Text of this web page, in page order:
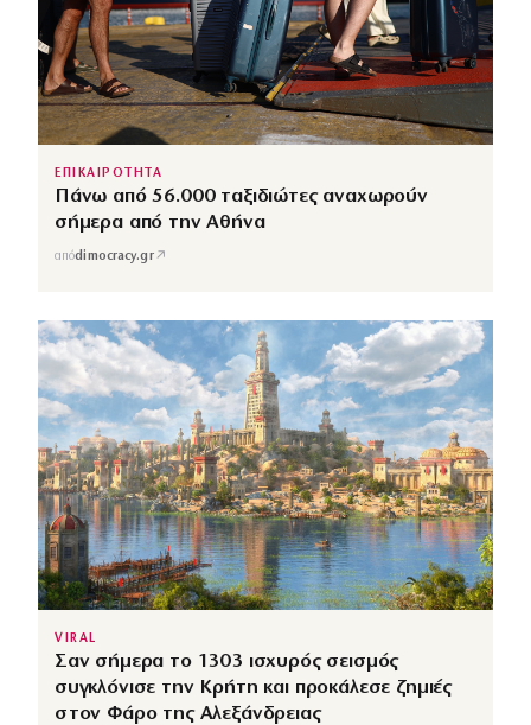
ΕΠΙΚΑΙΡΟΤΗΤΑ
Πάνω από 56.000 ταξιδιώτες αναχωρούν
σήμερα από την Αθήνα
απόdimocracy.gr↗
VIRAL
Σαν σήμερα το 1303 ισχυρός σεισμός
συγκλόνισε την Κρήτη και προκάλεσε ζημιές
στον Φάρο της Αλεξάνδρειας